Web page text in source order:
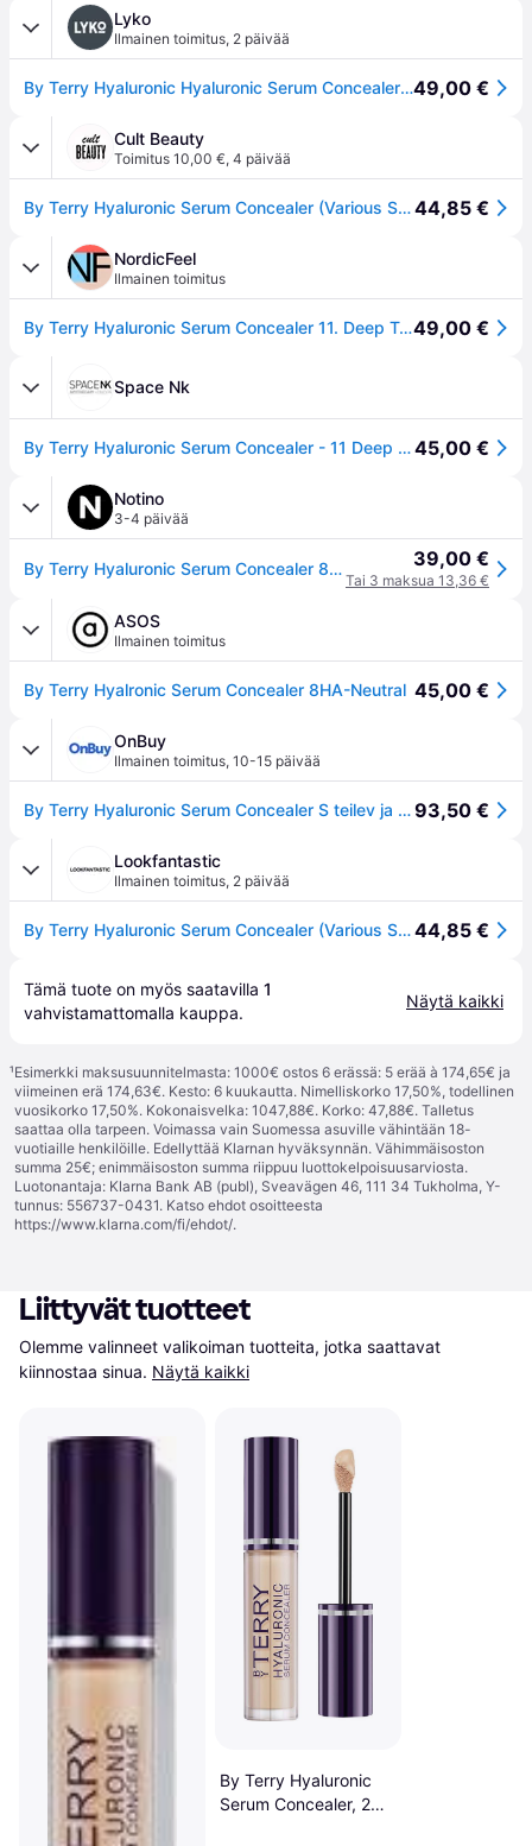
Lyko
Ilmainen toimitus, 2 päivää
By Terry Hyaluronic Hyaluronic Serum Concealer 11. Deep Tan49,00 €
Cult Beauty
Toimitus 10,00 €, 4 päivää
By Terry Hyaluronic Serum Concealer (Various Shades) - 11. Deep Tan44,85 €
NordicFeel
Ilmainen toimitus
By Terry Hyaluronic Serum Concealer 11. Deep Tan - 5,2 ml49,00 €
Space Nk
By Terry Hyaluronic Serum Concealer - 11 Deep Tan45,00 €
Notino
3-4 päivää
By Terry Hyaluronic Serum Concealer 8HA pitkäkestoinen peitevoide sisältää hyaluronihappoa sävy N11 Deep Tan 5.9 ml 39,00 €
Tai 3 maksua 13,36 €
ASOS
Ilmainen toimitus
By Terry Hyalronic Serum Concealer 8HA-Neutral 45,00 €
OnBuy
Ilmainen toimitus, 10-15 päivää
By Terry Hyaluronic Serum Concealer S teilev ja kosteuttava ihonhoitovoide Kerrostettava peitevoide Vegaaninen Syv rusketus93,50 €
Lookfantastic
Ilmainen toimitus, 2 päivää
By Terry Hyaluronic Serum Concealer (Various Shades) - 11. Deep Tan44,85 €
Tämä tuote on myös saatavilla 1
vahvistamattomalla kauppa.
Näytä kaikki
¹Esimerkki maksusuunnitelmasta: 1000€ ostos 6 erässä: 5 erää à 174,65€ ja
viimeinen erä 174,63€. Kesto: 6 kuukautta. Nimelliskorko 17,50%, todellinen
vuosikorko 17,50%. Kokonaisvelka: 1047,88€. Korko: 47,88€. Talletus
saattaa olla tarpeen. Voimassa vain Suomessa asuville vähintään 18-
vuotiaille henkilöille. Edellyttää Klarnan hyväksynnän. Vähimmäisoston
summa 25€; enimmäisoston summa riippuu luottokelpoisuusarviosta.
Luotonantaja: Klarna Bank AB (publ), Sveavägen 46, 111 34 Tukholma, Y-
tunnus: 556737-0431. Katso ehdot osoitteesta
https://www.klarna.com/fi/ehdot/.
Liittyvät tuotteet
Olemme valinneet valikoiman tuotteita, jotka saattavat
kiinnostaa sinua. Näytä kaikki
By Terry Hyaluronic
Serum Concealer, 2